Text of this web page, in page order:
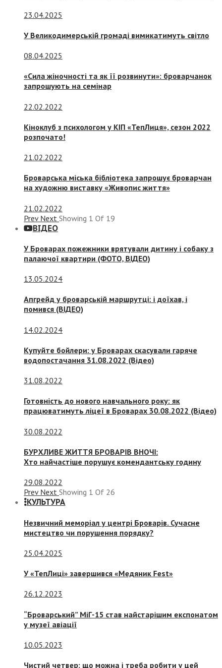
23.04.2025
У Великодимерській громаді вимикатимуть світло
08.04.2025
«Сила жіночності та як її розвинути»: броварчанок
запрошують на семінар
22.02.2022
Кіноклуб з психологом у КІП «ТепЛиця», сезон 2022
розпочато!
21.02.2022
Броварська міська бібліотека запрошує броварчан
на художню виставку «Живопис життя»
21.02.2022
Prev Next Showing 1 Of 19
ВІДЕО
У Броварах пожежники врятували дитину і собаку з
палаючої квартири (ФОТО, ВІДЕО)
13.05.2024
Апгрейд у броварській маршрутці: і доїхав, і
помився (ВІДЕО)
14.02.2024
Купуйте бойлери: у Броварах скасували гаряче
водопостачання 31.08.2022 (Відео)
31.08.2022
Готовність до нового навчального року: як
працюватимуть ліцеї в Броварах 30.08.2022 (Відео)
30.08.2022
БУРХЛИВЕ ЖИТТЯ БРОВАРІВ ВНОЧІ:
Хто найчастіше порушує комендантську годину
29.08.2022
Prev Next Showing 1 Of 26
КУЛЬТУРА
Незвичний меморіал у центрі Броварів. Сучасне
мистецтво чи порушення порядку?
25.04.2025
У «ТепЛиці» завершився «Медяник Fest»
26.12.2023
“Броварський” МіГ-15 став найстарішим експонатом
у музеї авіації
10.05.2023
Чистий четвер: що можна і треба робити у цей